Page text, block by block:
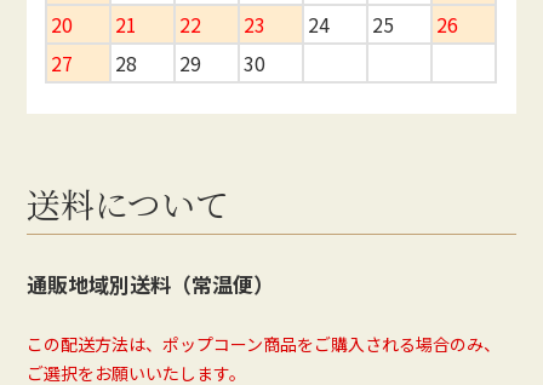
20
21 22 23 24 25
26
27
28 29 30
送料について
通販地域別送料（常温便）
この配送方法は、ポップコーン商品をご購入される場合のみ、
ご選択をお願いいたします。